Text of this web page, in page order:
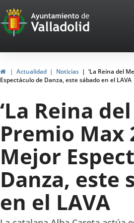
Portal
Web
del
Ayuntamiento
de
Valladolid
InicioActualidad Noticias
‘La Reina del
Espectáculo de Danza, este sábado en el LAVA
‘La Reina
Premio Max
Mejor
Danza, este
en el LAVA